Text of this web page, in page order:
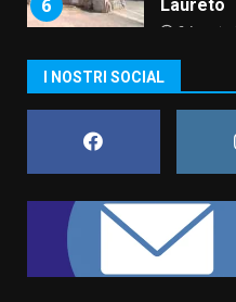
6 Agosto
“I
Banda”
7 Agosto
I NOSTRI SOCIAL